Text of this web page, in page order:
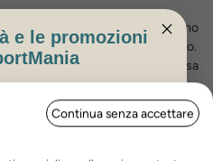
Estratto secco di Frassino
Frumento pre-gelatinizzato.
2%, Oli e grassi g. 11%, Cellulosa
per kilo diprodotto): Prodotti
CoE 163 Estratto di curcuma
agenti anti-agglomeranti e
Continua senza accettare
e le promozioni
IL 5%